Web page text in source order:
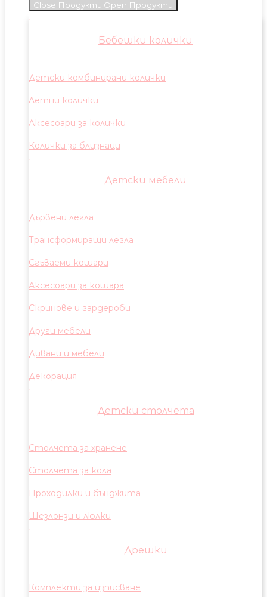
Close Продукти Open Продукти
Бебешки колички
Детски комбинирани колички
Летни колички
Аксесоари за колички
Колички за близнаци
Детски мебели
Дървени легла
Трансформиращи легла
Сгъваеми кошари
Аксесоари за кошара
Скринове и гардероби
Други мебели
Дивани и мебели
Декорация
Детски столчета
Столчета за хранене
Столчета за кола
Проходилки и бънджита
Шезлонзи и люлки
Дрешки
Комплекти за изписване